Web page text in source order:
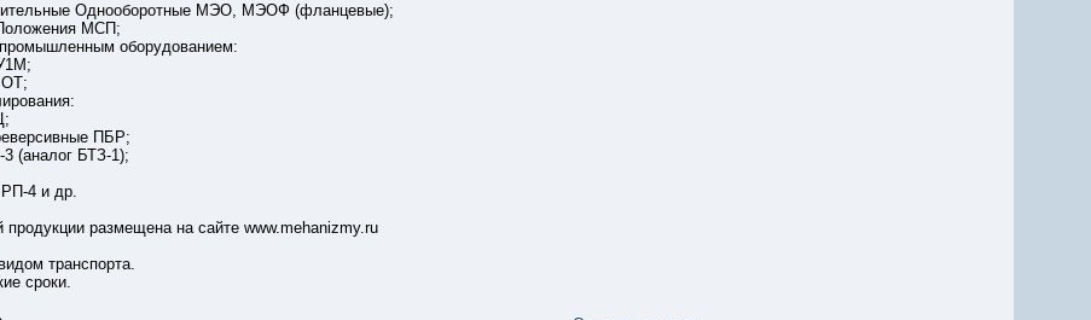
Однооборотные МЭО, МЭОФ (фланцевые);
МСП;
оборудованием:
ПБР;
(аналог БТЗ-1);
РП-4 и др.
продукции размещена на сайте www.mehanizmy.ru
транспорта.
сроки.